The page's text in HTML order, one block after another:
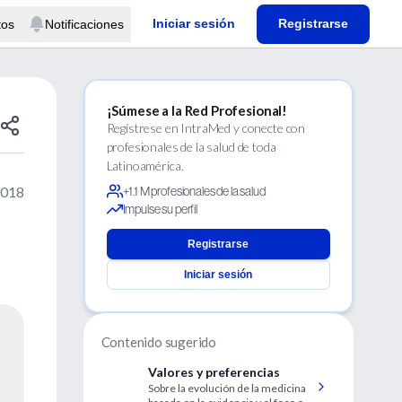
Notificaciones Iniciar sesión Registrarse
¡Súmese a la Red Profesional!
Regístrese en IntraMed y conecte con
profesionales de la salud de toda
Latinoamérica.
+1.1 M profesionales de la salud
Impulse su perfil
Registrarse
Iniciar sesión
Contenido sugerido
Valores y preferencias
Sobre la evolución de la medicina